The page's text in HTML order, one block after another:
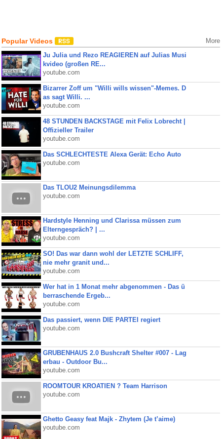
Popular Videos More
Ju Julia und Rezo REAGIEREN auf Julias Musi
kvideo (großen RE...
youtube.com
Bizarrer Zoff um "Willi wills wissen"-Memes. D
as sagt Willi. ...
youtube.com
48 STUNDEN BACKSTAGE mit Felix Lobrecht |
Offizieller Trailer
youtube.com
Das SCHLECHTESTE Alexa Gerät: Echo Auto
youtube.com
Das TLOU2 Meinungsdilemma
youtube.com
Hardstyle Henning und Clarissa müssen zum
Elterngespräch? | ...
youtube.com
SO! Das war dann wohl der LETZTE SCHLIFF,
nie mehr granit und...
youtube.com
Wer hat in 1 Monat mehr abgenommen - Das ü
berraschende Ergeb...
youtube.com
Das passiert, wenn DIE PARTEI regiert
youtube.com
GRUBENHAUS 2.0 Bushcraft Shelter #007 - Lag
erbau - Outdoor Bu...
youtube.com
ROOMTOUR KROATIEN ? Team Harrison
youtube.com
Ghetto Geasy feat Majk - Zhytem (Je t’aime)
youtube.com